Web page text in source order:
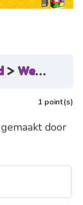
Weet hoe u uw eigen inhoud kunt maken
1 point(s)
door